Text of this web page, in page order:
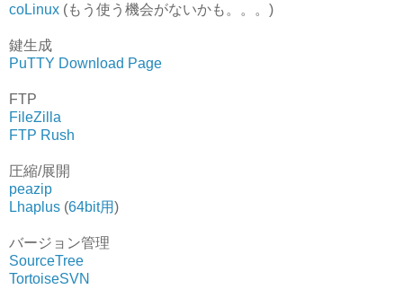
coLinux (もう使う機会がないかも。。。)
鍵生成
PuTTY Download Page
FTP
FileZilla
FTP Rush
圧縮/展開
peazip
Lhaplus (64bit用)
バージョン管理
SourceTree
TortoiseSVN